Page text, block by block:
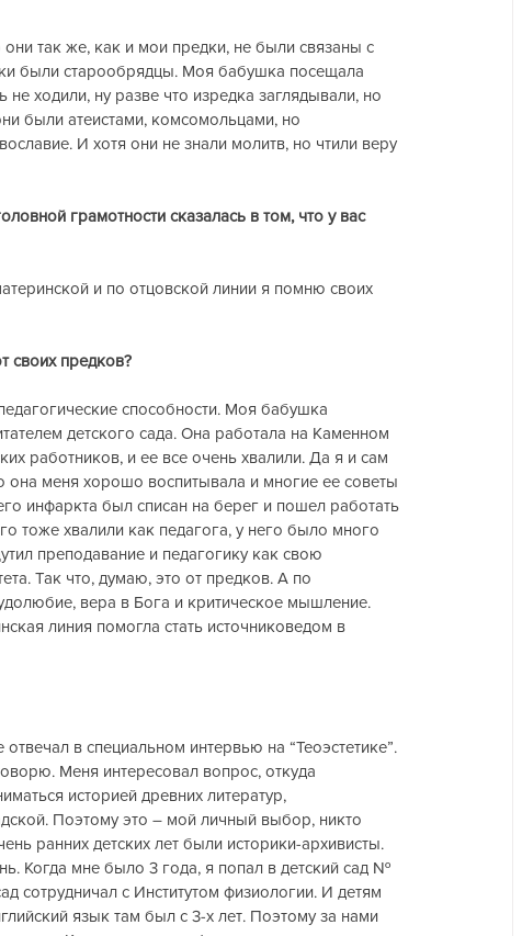
так же, как и мои предки, не были связаны с
были старообрядцы. Моя бабушка посещала
ходили, ну разве что изредка заглядывали, но
были атеистами, комсомольцами, но
И хотя они не знали молитв, но чтили веру
грамотности сказалась в том, что у вас
и по отцовской линии я помню своих
своих предков?
способности. Моя бабушка
детского сада. Она работала на Каменном
работников, и ее все очень хвалили. Да я и сам
она меня хорошо воспитывала и многие ее советы
инфаркта был списан на берег и пошел работать
тоже хвалили как педагога, у него было много
преподавание и педагогику как свою
Так что, думаю, это от предков. А по
вера в Бога и критическое мышление.
линия помогла стать источниковедом в
в специальном интервью на “Теоэстетике”.
Меня интересовал вопрос, откуда
историей древних литератур,
Поэтому это – мой личный выбор, никто
ранних детских лет были историки-архивисты.
Когда мне было 3 года, я попал в детский сад №
сотрудничал с Институтом физиологии. И детям
язык там был с 3-х лет. Поэтому за нами